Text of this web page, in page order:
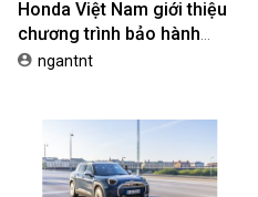
Honda Việt Nam giới thiệu
chương trình bảo hành
chính hãng lên tới 10 năm
ngantnt